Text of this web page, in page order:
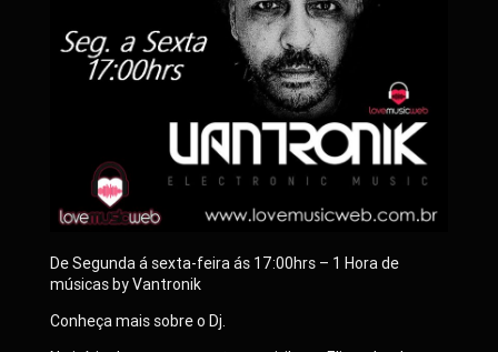
De Segunda á sexta-feira ás 17:00hrs – 1 Hora de
músicas by Vantronik
Conheça mais sobre o Dj.